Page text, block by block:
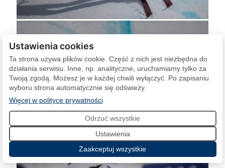
Ustawienia cookies
Ta strona używa plików cookie. Część z nich jest niezbędna do
działania serwisu. Inne, np. analityczne, uruchamiamy tylko za
Twoją zgodą. Możesz je w każdej chwili wyłączyć. Po zapisaniu
wyboru strona automatycznie się odświeży.
Więcej w polityce prywatności(otwiera się w nowej karcie)
Odrzuć wszystkie
Ustawienia
Zaakceptuj wszystkie